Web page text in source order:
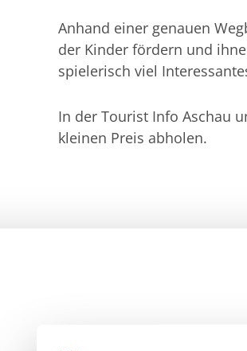
Anhand einer genauen
der Kinder fördern und
spielerisch viel
In der Tourist Info Aschau
kleinen Preis abholen.